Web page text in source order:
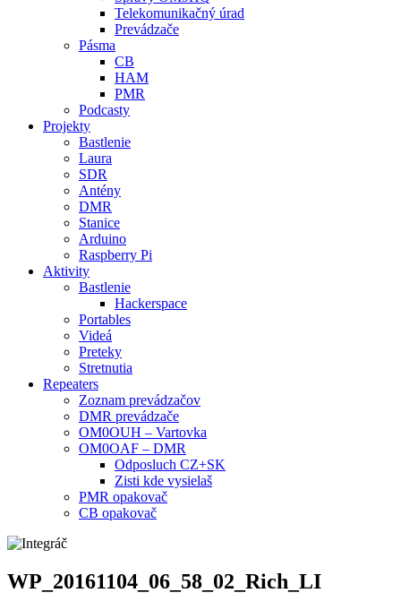
Telekomunikačný úrad
Prevádzače
Pásma
CB
HAM
PMR
Podcasty
Projekty
Bastlenie
Laura
SDR
Antény
DMR
Stanice
Arduino
Raspberry Pi
Aktivity
Bastlenie
Hackerspace
Portables
Videá
Preteky
Stretnutia
Repeaters
Zoznam prevádzačov
DMR prevádzače
OM0OUH – Vartovka
OM0OAF – DMR
Odposluch CZ+SK
Zisti kde vysielaš
PMR opakovač
CB opakovač
WP_20161104_06_58_02_Rich_LI